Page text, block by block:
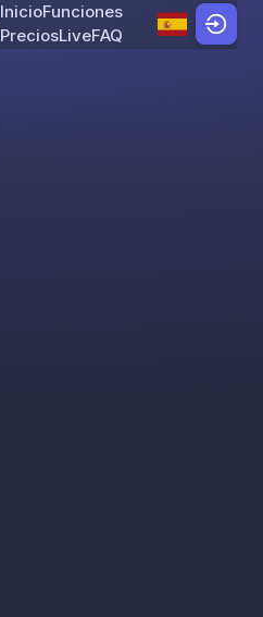
Skip to content
InicioFunciones
PreciosLiveFAQ